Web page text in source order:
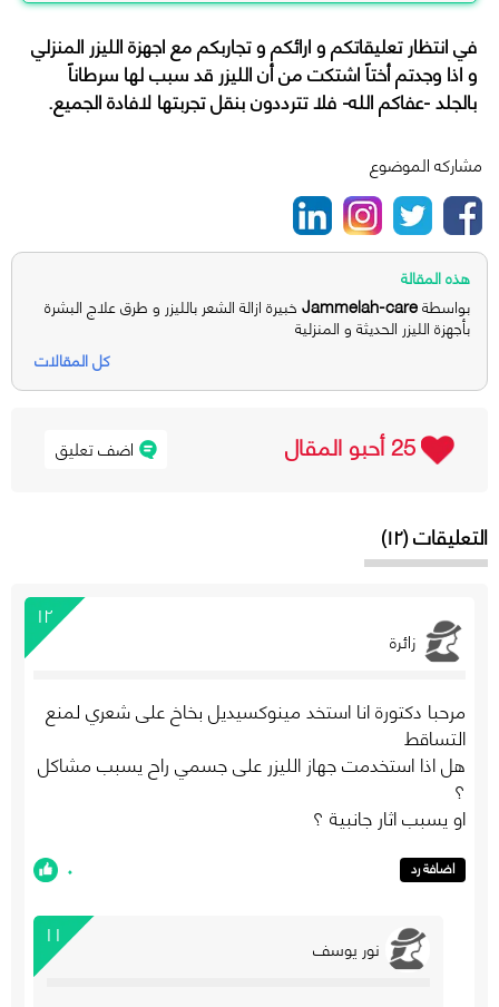
في انتظار تعليقاتكم و ارائكم و تجاربكم مع اجهزة الليزر المنزلي
و اذا وجدتم أختاً اشتكت من أن الليزر قد سبب لها سرطاناً
بالجلد -عفاكم الله- فلا تترددون بنقل تجربتها لافادة الجميع.
مشاركه الموضوع
هذه المقالة
بواسطةJammelah-care خبيرة ازالة الشعر بالليزر و طرق علاج البشرة
بأجهزة الليزر الحديثة و المنزلية
كل المقالات
اضف تعليق 25 أحبو المقال
التعليقات (١٢)
١٢
زائرة
مرحبا دكتورة انا استخد مينوكسيديل بخاخ على شعري لمنع
التساقط
هل اذا استخدمت جهاز الليزر على جسمي راح يسبب مشاكل
؟
او يسبب اثار جانبية ؟
اضافة رد ٠
١١ نور يوسف